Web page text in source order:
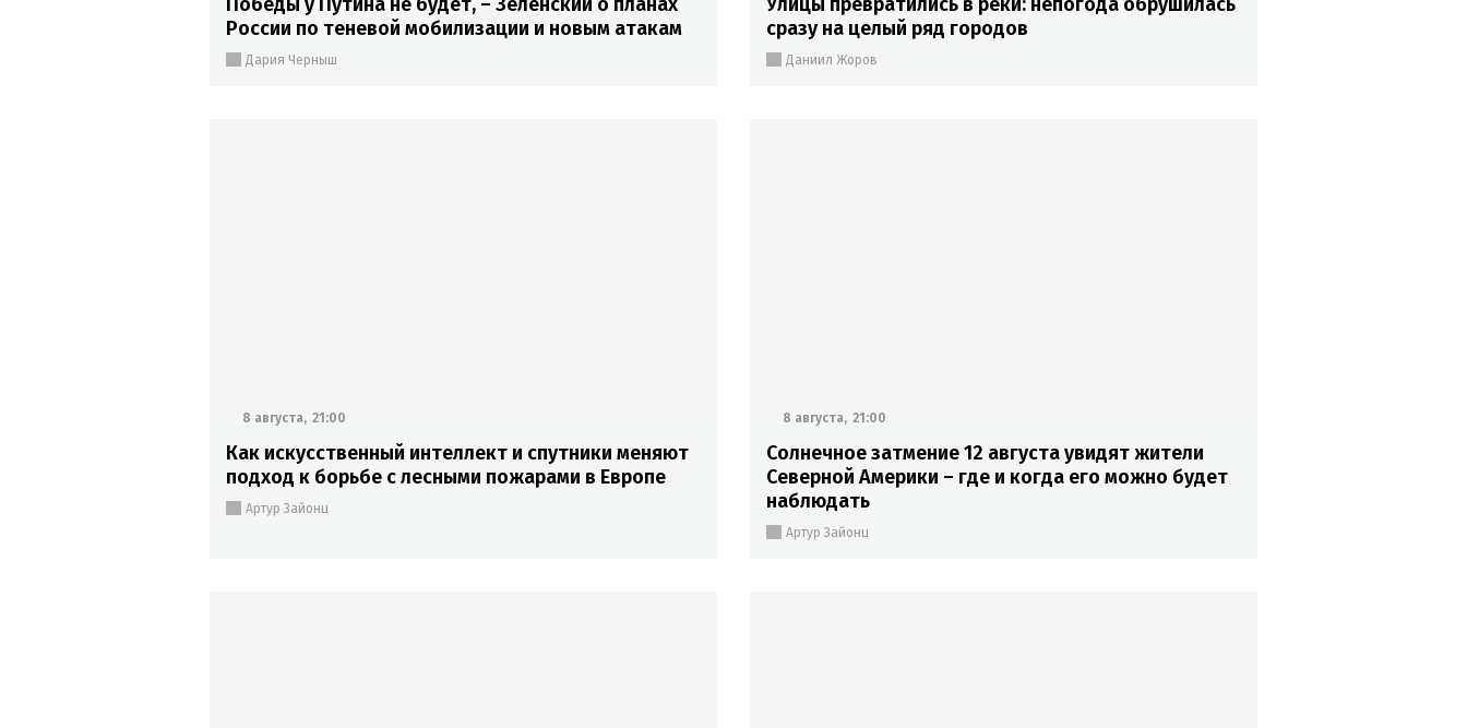
России по теневой мобилизации и новым атакам
Дария Черныш
сразу на целый ряд городов
Даниил Жоров
Как искусственный интеллект и спутники меняют
подход к борьбе с лесными пожарами в Европе
8 августа, 21:00
Артур Зайонц
Солнечное затмение 12 августа увидят жители
Северной Америки – где и когда его можно будет
наблюдать
8 августа, 21:00
Артур Зайонц